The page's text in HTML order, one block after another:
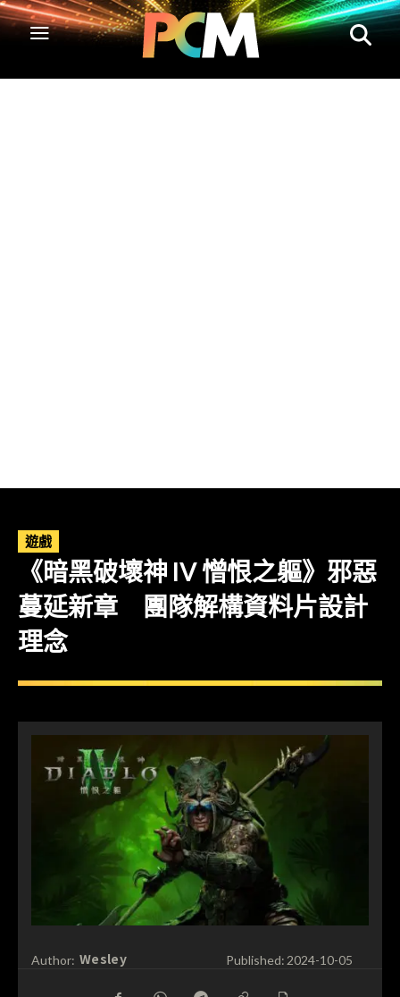
遊戲
《暗黑破壞神 IV 憎恨之軀》邪惡
蔓延新章 團隊解構資料片設計
理念
Author: Wesley Published: 2024-10-05